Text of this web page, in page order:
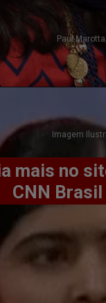
Paul
mais no
CNN Brasil
Imagem